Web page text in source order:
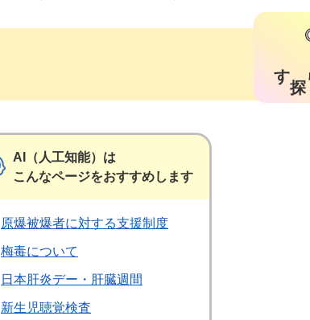
す
AI（人工知能）は
こんなページをおすすめします
原爆被爆者に対する支援制度
梅毒について
日本肝炎デー・肝臓週間
新生児聴覚検査